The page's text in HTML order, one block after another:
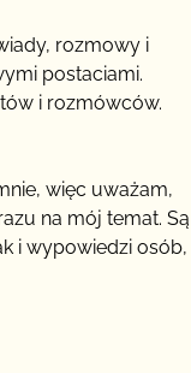
rozmowy i
postaciami.
i rozmówców.
więc uważam,
na mój temat. Są
i wypowiedzi osób,